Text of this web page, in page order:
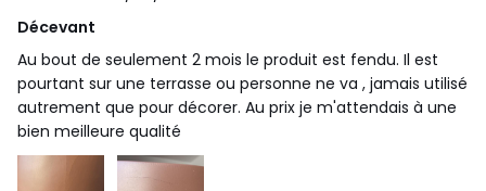
Décevant
Au bout de seulement 2 mois le produit est fendu. Il est
pourtant sur une terrasse ou personne ne va , jamais utilisé
autrement que pour décorer. Au prix je m'attendais à une
bien meilleure qualité